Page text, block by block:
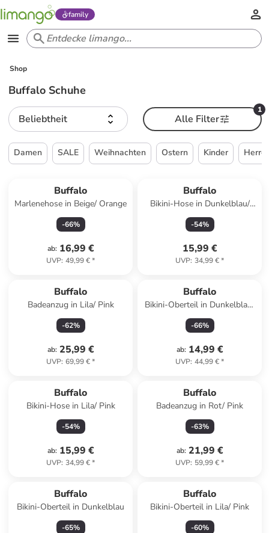
family
Shop
Buffalo Schuhe
Beliebtheit
1
Alle Filter
Damen SALE Weihnachten Ostern Kinder
Buffalo
Marlenehose in Beige/ Orange
-66%
ab: 16,99 €
UVP: 49,99 €*
Buffalo
Bikini-Hose in Dunkelblau/
Orange
-54%
15,99 €
UVP: 34,99 €*
Buffalo
Badeanzug in Lila/ Pink
-62%
ab: 25,99 €
UVP: 69,99 €*
Buffalo
Bikini-Oberteil in Dunkelblau/
Orange
-66%
ab: 14,99 €
UVP: 44,99 €*
Buffalo
Bikini-Hose in Lila/ Pink
-54%
ab: 15,99 €
UVP: 34,99 €*
Buffalo
Badeanzug in Rot/ Pink
-63%
ab: 21,99 €
UVP: 59,99 €*
Buffalo
Bikini-Oberteil in Dunkelblau
-65%
Buffalo
Bikini-Oberteil in Lila/ Pink
-60%